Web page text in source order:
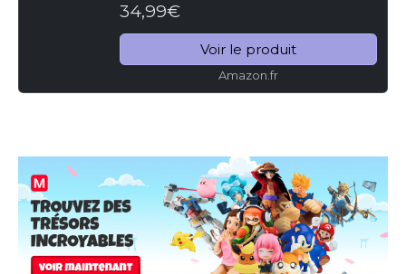
34,99€
Voir le produit
Amazon.fr